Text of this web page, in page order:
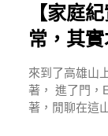
【家庭
常，其
來到了高雄山
著， 進了門，
著，閒聊在這